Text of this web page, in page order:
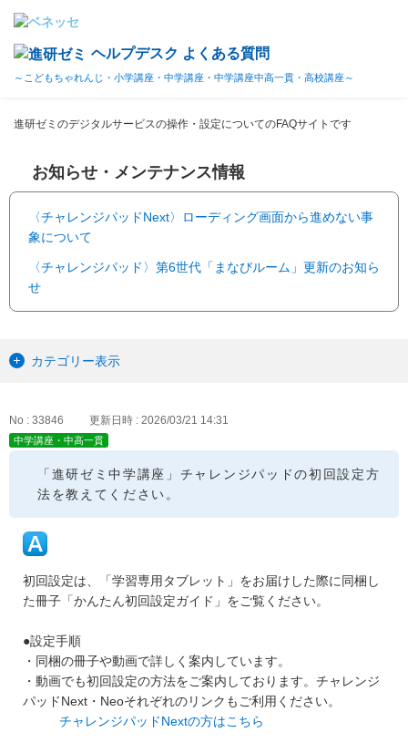
ヘルプデスク よくある質問
～こどもちゃれんじ・小学講座・中学講座・中学講座中高一貫・高校講座～
進研ゼミのデジタルサービスの操作・設定についてのFAQサイトです
お知らせ・メンテナンス情報
〈チャレンジパッドNext〉ローディング画面から進めない事
象について
〈チャレンジパッド〉第6世代「まなびルーム」更新のお知ら
せ
カテゴリー表示
No : 33846 更新日時 : 2026/03/21 14:31
中学講座・中高一貫
「進研ゼミ中学講座」チャレンジパッドの初回設定方
法を教えてください。
初回設定は、「学習専用タブレット」をお届けした際に同梱し
た冊子「かんたん初回設定ガイド」をご覧ください。
●設定手順
・同梱の冊子や動画で詳しく案内しています。
・動画でも初回設定の方法をご案内しております。チャレンジ
パッドNext・Neoそれぞれのリンクもご利用ください。
チャレンジパッドNextの方はこちら